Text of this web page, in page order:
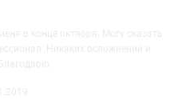
в конце октября. Могу сказать
Никаких осложнений и